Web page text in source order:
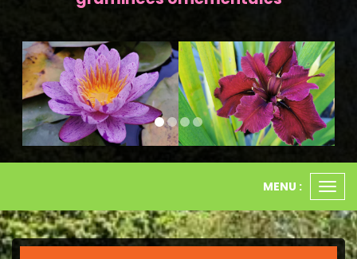
Previous Next
le
MENU :